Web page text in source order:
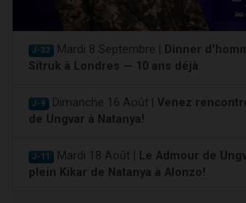
J-32 Mardi 8 Septembre |
Dinner
Sitruk à Londres — 10 ans déjà
J-9 Dimanche 16 Août | Venez
de Ungvar à Natanya!
J-11 Mardi 18 Août |
Le Admour de
plein Kikar de Natanya à Alonzo!